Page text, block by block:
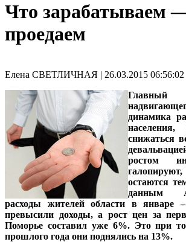
Что зарабатываем
проедаем
Елена СВЕТЛИЧНАЯ | 26.03.2015 06:56:02
Главный
динамика
снижаться
ростом
остаются
данным
расходы жителей области в январе
превысили доходы, а рост цен за
Поморье составил уже 6%. Это при
прошлого года они поднялись на 13%.